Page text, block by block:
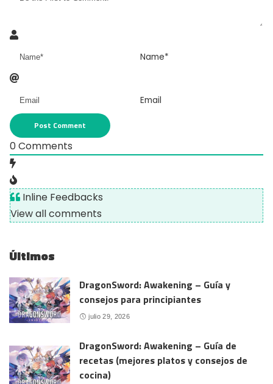
Name*
Email
0Comments
Inline Feedbacks
View all comments
Últimos
DragonSword: Awakening – Guía y
consejos para principiantes
julio 29, 2026
DragonSword: Awakening – Guía de
recetas (mejores platos y consejos de
cocina)